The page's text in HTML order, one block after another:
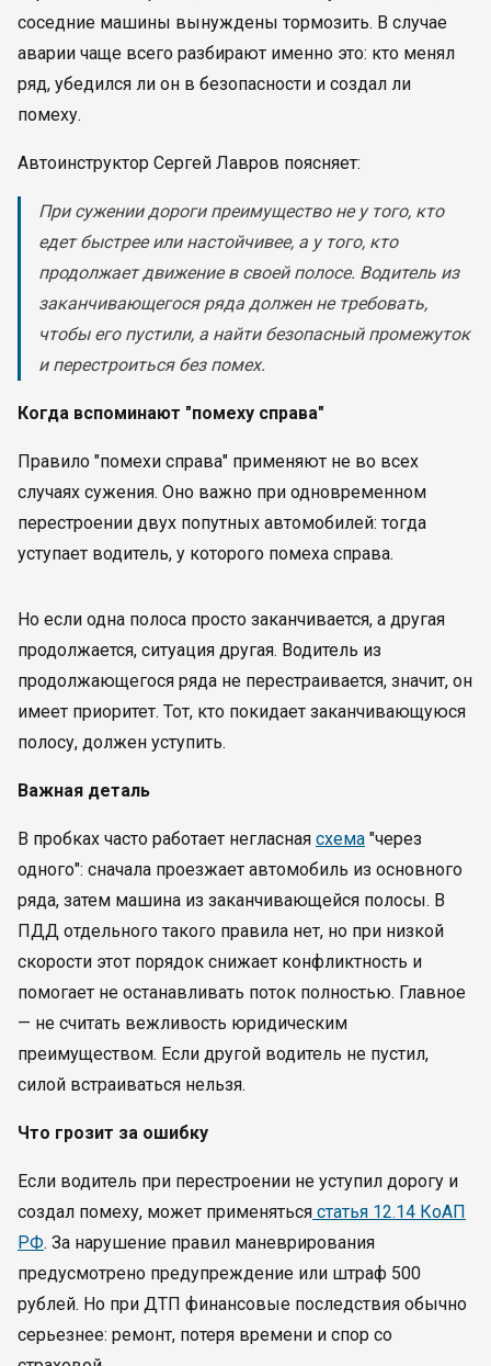
соседние машины вынуждены тормозить. В случае
аварии чаще всего разбирают именно это: кто менял
ряд, убедился ли он в безопасности и создал ли
помеху.
Автоинструктор Сергей Лавров поясняет:
При сужении дороги преимущество не у того, кто
едет быстрее или настойчивее, а у того, кто
продолжает движение в своей полосе. Водитель из
заканчивающегося ряда должен не требовать,
чтобы его пустили, а найти безопасный промежуток
и перестроиться без помех.
Когда вспоминают "помеху справа"
Правило "помехи справа" применяют не во всех
случаях сужения. Оно важно при одновременном
перестроении двух попутных автомобилей: тогда
уступает водитель, у которого помеха справа.
Но если одна полоса просто заканчивается, а другая
продолжается, ситуация другая. Водитель из
продолжающегося ряда не перестраивается, значит, он
имеет приоритет. Тот, кто покидает заканчивающуюся
полосу, должен уступить.
Важная деталь
В пробках часто работает негласная схема "через
одного": сначала проезжает автомобиль из основного
ряда, затем машина из заканчивающейся полосы. В
ПДД отдельного такого правила нет, но при низкой
скорости этот порядок снижает конфликтность и
помогает не останавливать поток полностью. Главное
— не считать вежливость юридическим
преимуществом. Если другой водитель не пустил,
силой встраиваться нельзя.
Что грозит за ошибку
Если водитель при перестроении не уступил дорогу и
создал помеху, может применяться статья 12.14 КоАП
РФ. За нарушение правил маневрирования
предусмотрено предупреждение или штраф 500
рублей. Но при ДТП финансовые последствия обычно
серьезнее: ремонт, потеря времени и спор со